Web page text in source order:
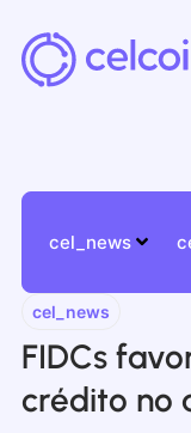
cel_news
cel_news
FIDCs
crédito no